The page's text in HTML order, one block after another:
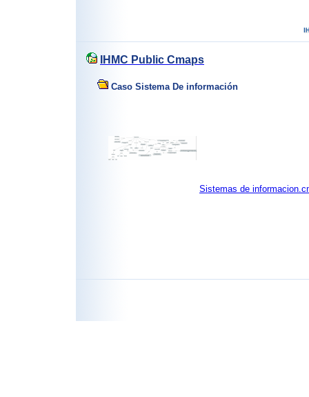
IHMC Public Cmaps
Caso Sistema De información
Sistemas de